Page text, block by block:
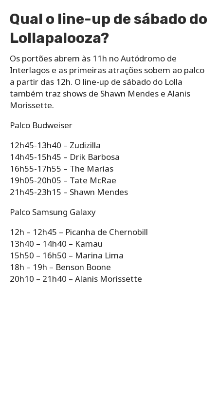
Qual o line-up de sábado do
Lollapalooza?
Os portões abrem às 11h no Autódromo de
Interlagos e as primeiras atrações sobem ao palco
a partir das 12h. O line-up de sábado do Lolla
também traz shows de Shawn Mendes e Alanis
Morissette.
Palco Budweiser
12h45-13h40 – Zudizilla
14h45-15h45 – Drik Barbosa
16h55-17h55 – The Marías
19h05-20h05 – Tate McRae
21h45-23h15 – Shawn Mendes
Palco Samsung Galaxy
12h – 12h45 – Picanha de Chernobill
13h40 – 14h40 – Kamau
15h50 – 16h50 – Marina Lima
18h – 19h – Benson Boone
20h10 – 21h40 – Alanis Morissette